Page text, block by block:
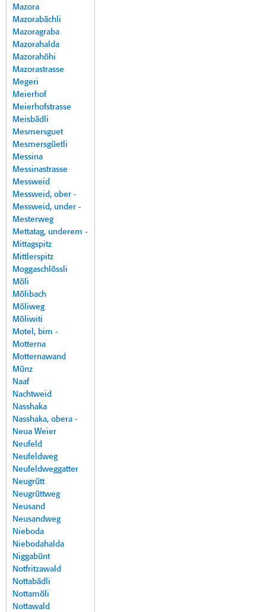
Mazora
Mazorabächli
Mazoragraba
Mazorahalda
Mazorahöhi
Mazorastrasse
Megeri
Meierhof
Meierhofstrasse
Meisbädli
Mesmersguet
Mesmersgüetli
Messina
Messinastrasse
Messweid
Messweid, ober -
Messweid, under -
Mesterweg
Mettatag, underem -
Mittagspitz
Mittlerspitz
Moggaschlössli
Möli
Mölibach
Möliweg
Möliwiti
Motel, bim -
Motterna
Motternawand
Münz
Naaf
Nachtweid
Nasshaka
Nasshaka, obera -
Neua Weier
Neufeld
Neufeldweg
Neufeldweggatter
Neugrütt
Neugrüttweg
Neusand
Neusandweg
Nieboda
Niebodahalda
Niggabünt
Notfritzawald
Nottabädli
Nottamöli
Nottawald